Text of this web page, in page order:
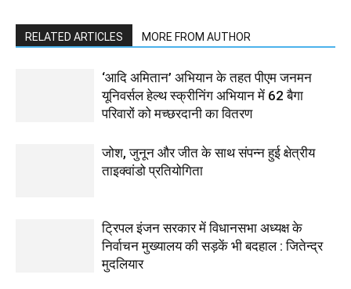
RELATED ARTICLES MORE FROM AUTHOR
‘आदि अमितान’ अभियान के तहत पीएम जनमन
यूनिवर्सल हेल्थ स्क्रीनिंग अभियान में 62 बैगा
परिवारों को मच्छरदानी का वितरण
जोश, जुनून और जीत के साथ संपन्न हुई क्षेत्रीय
ताइक्वांडो प्रतियोगिता
ट्रिपल इंजन सरकार में विधानसभा अध्यक्ष के
निर्वाचन मुख्यालय की सड़कें भी बदहाल : जितेन्द्र
मुदलियार